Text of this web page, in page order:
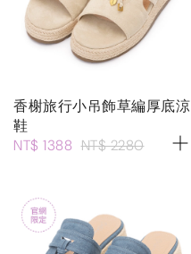
香榭旅行小吊飾草編厚底涼
鞋
NT$ 1388 NT$ 2280